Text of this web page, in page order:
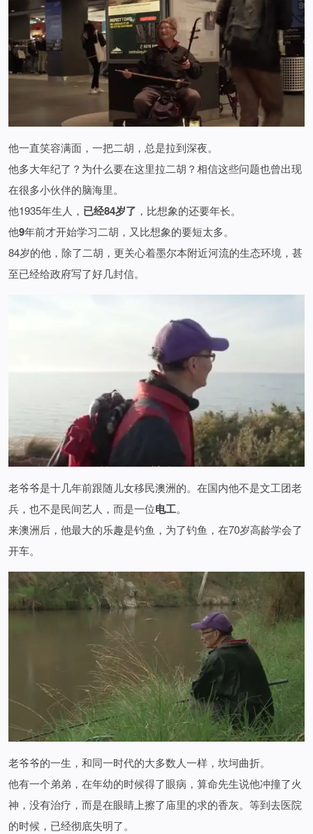
他一直笑容满面，一把二胡，总是拉到深夜。
他多大年纪了？为什么要在这里拉二胡？相信这些问题也曾出现
在很多小伙伴的脑海里。
他1935年生人， 已经84岁了 ，比想象的还要年长。
他9年前才开始学习二胡，又比想象的要短太多。
84岁的他，除了二胡，更关心着墨尔本附近河流的生态环境，甚
至已经给政府写了好几封信。
老爷爷是十几年前跟随儿女移民澳洲的。在国内他不是文工团老
兵，也不是民间艺人，而是一位电工。
来澳洲后，他最大的乐趣是钓鱼，为了钓鱼，在70岁高龄学会了
开车。
老爷爷的一生，和同一时代的大多数人一样，坎坷曲折。
他有一个弟弟，在年幼的时候得了眼病，算命先生说他冲撞了火
神，没有治疗，而是在眼睛上擦了庙里的求的香灰。等到去医院
的时候，已经彻底失明了。